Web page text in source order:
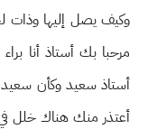
وكيف يصل إليها وذات
مرحبا بك أستاذ أنا
أستاذ سعيد وكأن
أعتذر منك هناك خلل